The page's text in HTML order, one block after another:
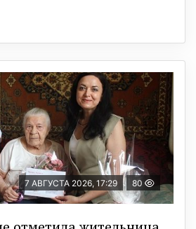
7 АВГУСТА 2026, 17:29 80